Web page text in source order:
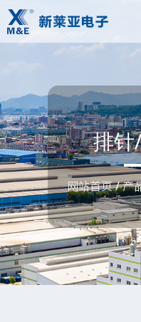
排
网站首页/产